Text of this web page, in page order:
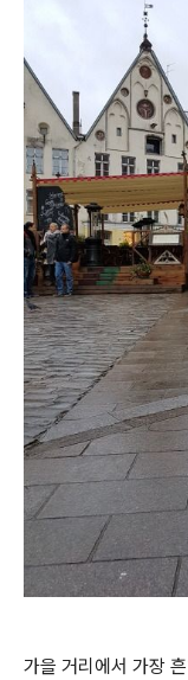
가을 거리에서 가장